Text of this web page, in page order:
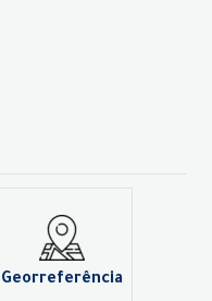
Georreferência